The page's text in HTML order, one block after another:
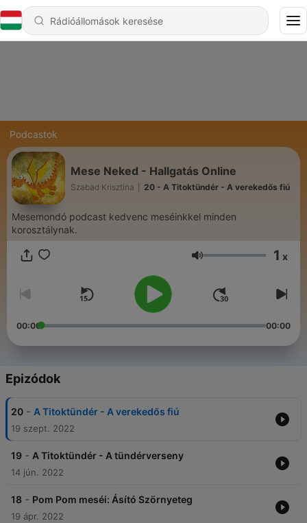
Podcastok
Mese Neked - Hallgatás Online
Szabad Krisztina 20 - A Titoktündér - A verekedős fiú
Mesemondó podcast kedvenc meséinkkel minden
korosztálynak.
Hangerő 1 x
00:00 00:00
Epizódok
20 - A Titoktündér - A verekedős fiú
19 szept. 2022
19 - A Titoktündér - A tündérverseny
14 jún. 2022
18 - Pom Pom meséi: Ásító Szörnyeteg
19 ápr. 2022